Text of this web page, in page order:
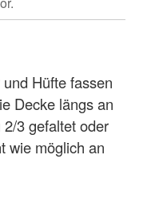
Hüfte fassen
Decke längs an
3 gefaltet oder
wie möglich an